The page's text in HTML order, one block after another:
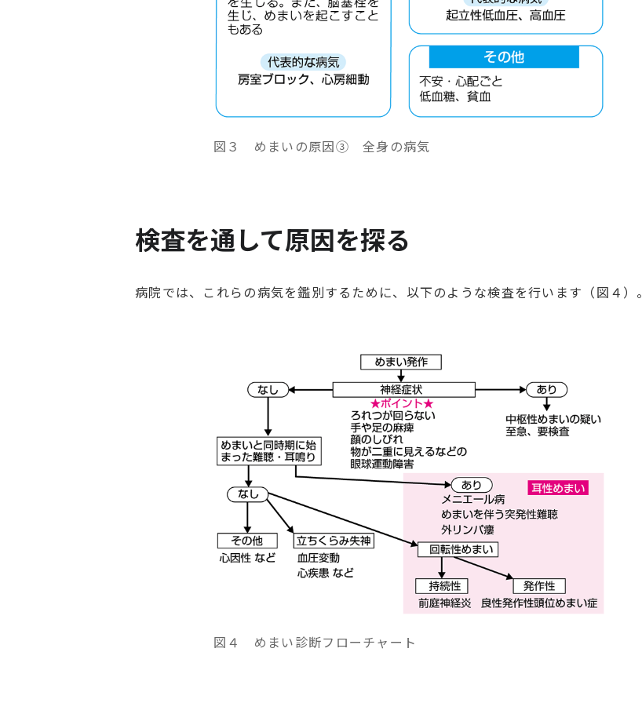
図３ めまいの原因③ 全身の病気
検査を通して原因を探る
病院では、これらの病気を鑑別するために、以下のような検査を行います（図４）。
図４ めまい診断フローチャート